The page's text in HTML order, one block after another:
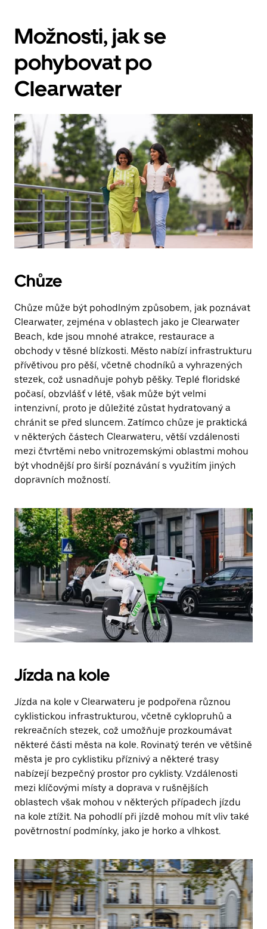
Možnosti, jak se
pohybovat po
Clearwater
Chůze
Chůze může být pohodlným způsobem, jak poznávat
Clearwater, zejména v oblastech jako je Clearwater
Beach, kde jsou mnohé atrakce, restaurace a
obchody v těsné blízkosti. Město nabízí infrastrukturu
přívětivou pro pěší, včetně chodníků a vyhrazených
stezek, což usnadňuje pohyb pěšky. Teplé floridské
počasí, obzvlášť v létě, však může být velmi
intenzivní, proto je důležité zůstat hydratovaný a
chránit se před sluncem. Zatímco chůze je praktická
v některých částech Clearwateru, větší vzdálenosti
mezi čtvrtěmi nebo vnitrozemskými oblastmi mohou
být vhodnější pro širší poznávání s využitím jiných
dopravních možností.
Jízda na kole
Jízda na kole v Clearwateru je podpořena různou
cyklistickou infrastrukturou, včetně cyklopruhů a
rekreačních stezek, což umožňuje prozkoumávat
některé části města na kole. Rovinatý terén ve většině
města je pro cyklistiku příznivý a některé trasy
nabízejí bezpečný prostor pro cyklisty. Vzdálenosti
mezi klíčovými místy a doprava v rušnějších
oblastech však mohou v některých případech jízdu
na kole ztížit. Na pohodlí při jízdě mohou mít vliv také
povětrnostní podmínky, jako je horko a vlhkost.